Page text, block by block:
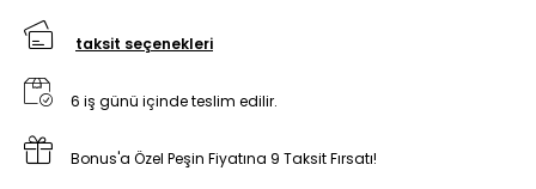
taksit seçenekleri
6 iş günü içinde teslim edilir.
Bonus'a Özel Peşin Fiyatına 9 Taksit Fırsatı!